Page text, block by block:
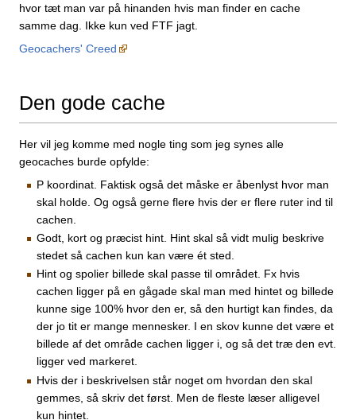
hvor tæt man var på hinanden hvis man finder en cache
samme dag. Ikke kun ved FTF jagt.
Geocachers' Creed
Den gode cache
Her vil jeg komme med nogle ting som jeg synes alle
geocaches burde opfylde:
P koordinat. Faktisk også det måske er åbenlyst hvor man
skal holde. Og også gerne flere hvis der er flere ruter ind til
cachen.
Godt, kort og præcist hint. Hint skal så vidt mulig beskrive
stedet så cachen kun kan være ét sted.
Hint og spolier billede skal passe til området. Fx hvis
cachen ligger på en gågade skal man med hintet og billede
kunne sige 100% hvor den er, så den hurtigt kan findes, da
der jo tit er mange mennesker. I en skov kunne det være et
billede af det område cachen ligger i, og så det træ den evt.
ligger ved markeret.
Hvis der i beskrivelsen står noget om hvordan den skal
gemmes, så skriv det først. Men de fleste læser alligevel
kun hintet.